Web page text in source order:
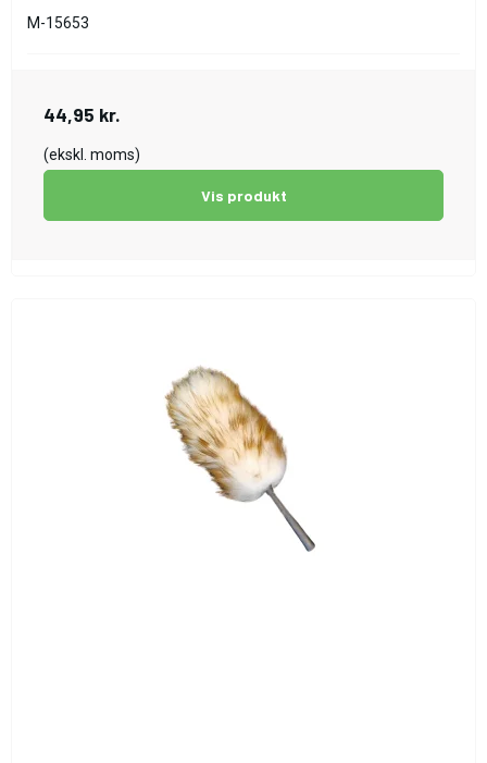
M-15653
44,95 kr.
(ekskl. moms)
Vis produkt